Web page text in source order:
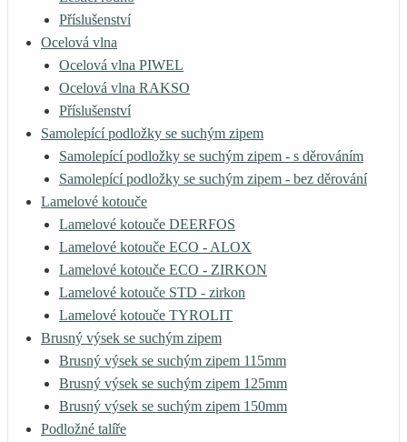
Příslušenství
Ocelová vlna
Ocelová vlna PIWEL
Ocelová vlna RAKSO
Příslušenství
Samolepící podložky se suchým zipem
Samolepící podložky se suchým zipem - s děrováním
Samolepící podložky se suchým zipem - bez děrování
Lamelové kotouče
Lamelové kotouče DEERFOS
Lamelové kotouče ECO - ALOX
Lamelové kotouče ECO - ZIRKON
Lamelové kotouče STD - zirkon
Lamelové kotouče TYROLIT
Brusný výsek se suchým zipem
Brusný výsek se suchým zipem 115mm
Brusný výsek se suchým zipem 125mm
Brusný výsek se suchým zipem 150mm
Podložné talíře